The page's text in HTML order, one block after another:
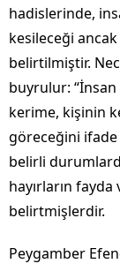
hadislerinde,
kesileceği
belirtilmiştir.
buyrulur: “İnsan
kerime, kişinin
göreceğini ifade
belirli
hayırların
belirtmişlerdir.
Peygamber